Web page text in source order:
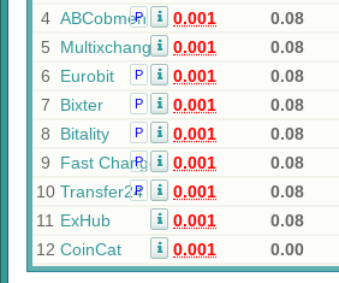
4 ABCobmen
Р 0.001 0.08
5
Multixchange 0.001 0.08
6
Eurobit Р 0.001 0.08
7
Bixter Р 0.001 0.08
8
Bitality Р 0.001 0.08
9
Fast Change
Р 0.001 0.08
10 Transfer24
Р 0.001 0.08
11 ExHub 0.001 0.08
12 CoinCat 0.001 0.00